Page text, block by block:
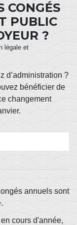
CONGÉS
PUBLIC
?
légale et
d’administration ?
bénéficier de
changement
annuels sont
cours d'année,